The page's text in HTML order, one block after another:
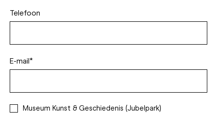
Telefoon
E-mail*
Museum Kunst & Geschiedenis (Jubelpark)